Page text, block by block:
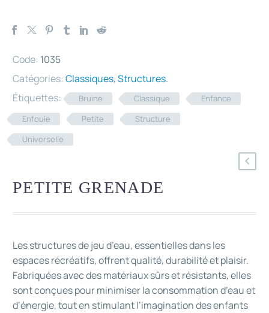
Code: 1035
Catégories: Classiques,Structures.
Étiquettes:
Bruine Classique
Enfance
Enfouie
Petite
Structure
Universelle
PETITE GRENADE
Les structures de jeu d’eau, essentielles dans les
espaces récréatifs, offrent qualité, durabilité et plaisir.
Fabriquées avec des matériaux sûrs et résistants, elles
sont conçues pour minimiser la consommation d’eau et
d’énergie, tout en stimulant l’imagination des enfants